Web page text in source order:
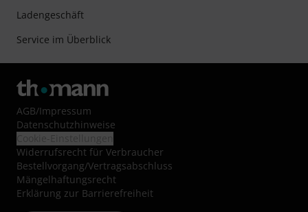
Ladengeschäft
Service im Überblick
AGB/Impressum
Datenschutzhinweise
Widerrufsrecht für Verbraucher
Bestellvorgang/Vertragsabschluss
Mängelhaftungsrecht
Erklärung zur Barrierefreiheit